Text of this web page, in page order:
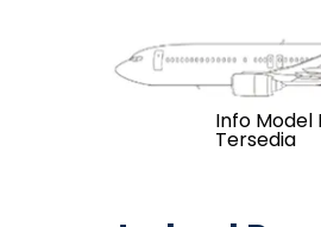
Info Model
Tersedia